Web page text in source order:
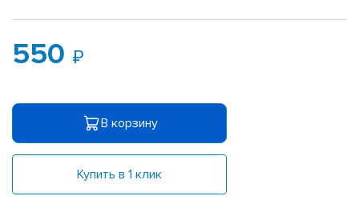
550
В корзину
Купить в 1 клик